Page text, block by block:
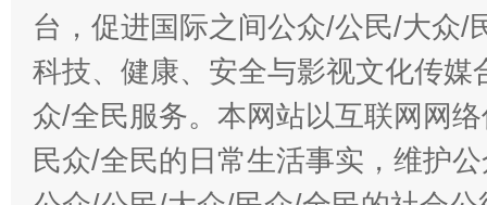
台，促进国际之间公众/公民/大众/
科技、健康、安全与影视文化传
众/全民服务。本网站以互联网网
民众/全民的日常生活事实，维护